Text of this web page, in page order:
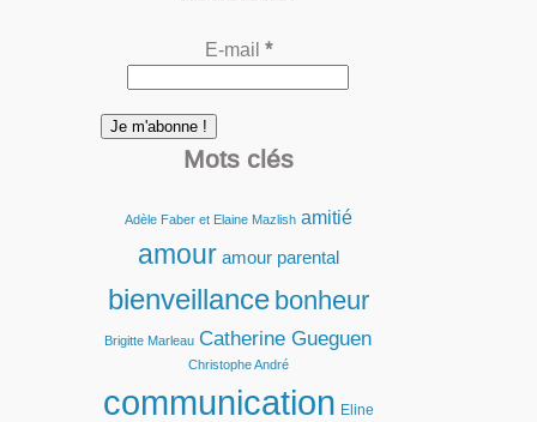
E-mail *
Mots clés
Adèle Faber et Elaine Mazlish amitié
amour amour parental
bienveillance bonheur
Brigitte Marleau Catherine Gueguen
Christophe André
communication Eline